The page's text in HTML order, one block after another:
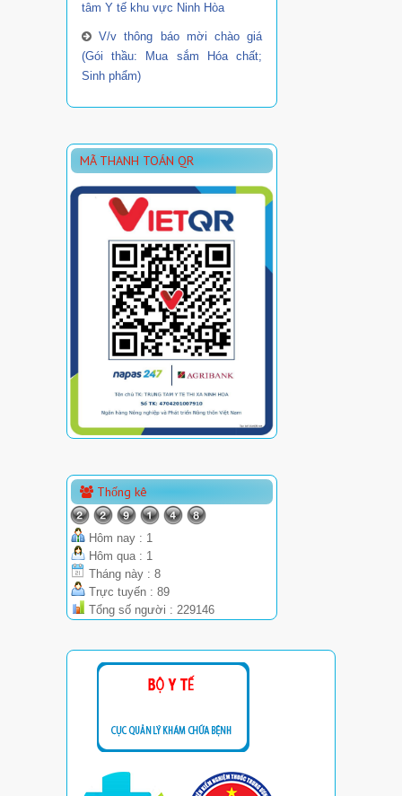
tâm Y tế khu vực Ninh Hòa
V/v thông báo mời chào giá
(Gói thầu: Mua sắm Hóa chất;
Sinh phẩm)
MÃ THANH TOÁN QR
Thống kê
Hôm nay : 1
Hôm qua : 1
Tháng này : 8
Trực tuyến : 89
Tổng số người : 229146